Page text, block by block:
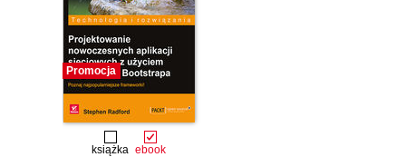
Promocja
książka ebook